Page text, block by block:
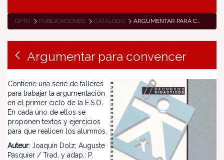
DPTO PUBLICACIONES CATÁLOGO ARGUMENTAR PARA CONVENCER
Argumentar para convencer
Contiene una serie de talleres
para trabajar la argumentación
en el primer ciclo de la E.S.O.
En cada uno de ellos se
proponen textos y ejercicios
para que realicen los alumnos.
Auteur: Joaquín Dolz; Auguste
Pasquier / Trad. y adap.: P.